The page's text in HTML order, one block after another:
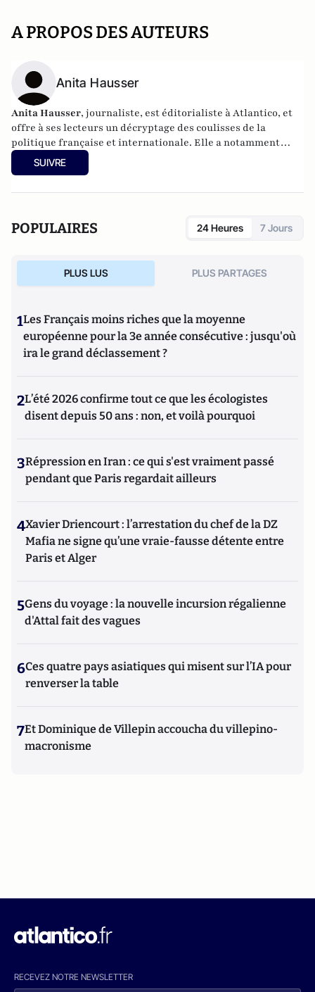
A PROPOS DES AUTEURS
Anita Hausser
Anita Hausser, journaliste, est éditorialiste à Atlantico, et
offre à ses lecteurs un décryptage des coulisses de la
politique française et internationale. Elle a notamment
publiéSarkozy, itinéraire d'une ambition
l'Archipel, 2003). Elle a également réalisé les documentaires
SUIVRE
POPULAIRES 24 Heures 7 Jours
PLUS LUS PLUS PARTAGES
1Les Français moins riches que la moyenne
européenne pour la 3e année consécutive : jusqu'où
ira le grand déclassement ?
2L’été 2026 confirme tout ce que les écologistes
disent depuis 50 ans : non, et voilà pourquoi
3Répression en Iran : ce qui s'est vraiment passé
pendant que Paris regardait ailleurs
4Xavier Driencourt : l’arrestation du chef de la DZ
Mafia ne signe qu’une vraie-fausse détente entre
Paris et Alger
5Gens du voyage : la nouvelle incursion régalienne
d'Attal fait des vagues
6Ces quatre pays asiatiques qui misent sur l’IA pour
renverser la table
7Et Dominique de Villepin accoucha du villepino-
macronisme
RECEVEZ NOTRE NEWSLETTER